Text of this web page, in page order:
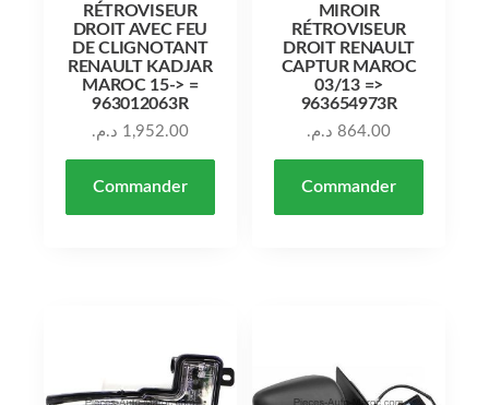
RÉTROVISEUR
DROIT AVEC FEU
DE CLIGNOTANT
RENAULT KADJAR
MAROC 15-> =
963012063R
1,952.00 د.م.
Commander
MIROIR
RÉTROVISEUR
DROIT RENAULT
CAPTUR MAROC
03/13 =>
963654973R
864.00 د.م.
Commander